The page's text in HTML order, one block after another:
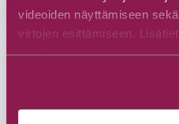
videoiden näyttämiseen
virtojen esittämiseen.
sivuiltamme.
Matkustajakoti
Kainuun Kuutamokeikat